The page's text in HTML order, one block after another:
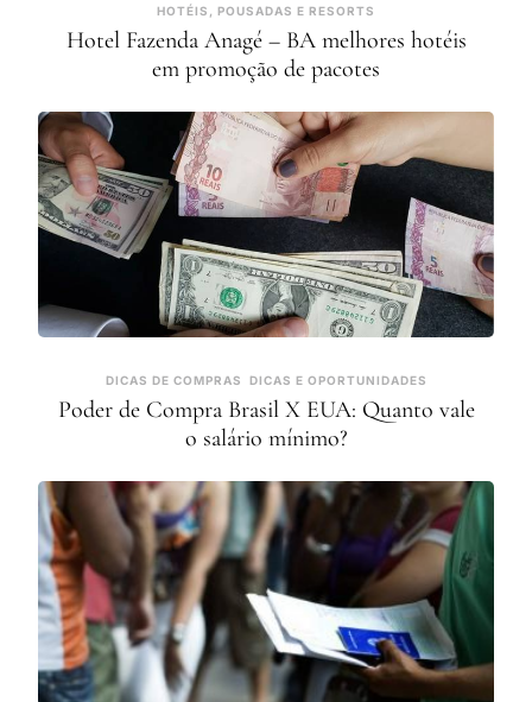
HOTÉIS, POUSADAS E RESORTS
Hotel Fazenda Anagé – BA melhores hotéis
em promoção de pacotes
DICAS DE COMPRAS DICAS E OPORTUNIDADES
Poder de Compra Brasil X EUA: Quanto vale
o salário mínimo?